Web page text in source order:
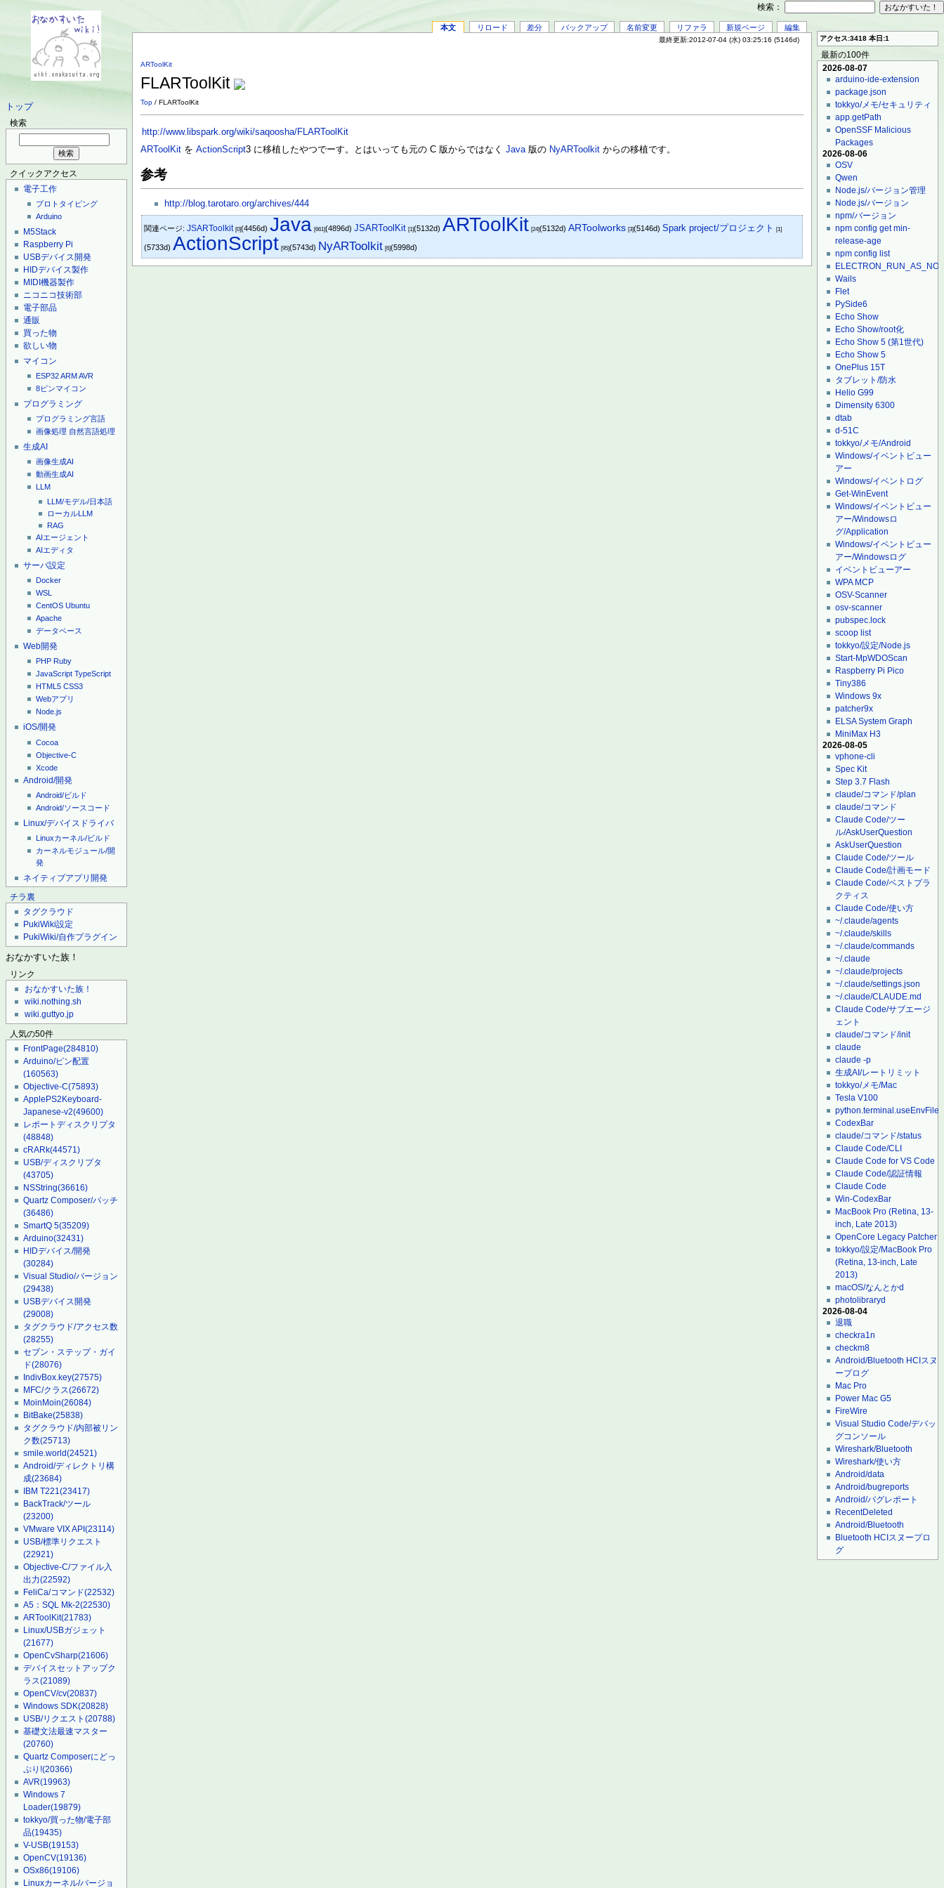
トップ
検索
クイックアクセス
電子工作
プロトタイピング
Arduino
M5Stack
Raspberry Pi
USBデバイス開発
HIDデバイス製作
MIDI機器製作
ニコニコ技術部
電子部品
通販
買った物
欲しい物
マイコン
ESP32ARMAVR
8ピンマイコン
プログラミング
プログラミング言語
画像処理 自然言語処理
生成AI
画像生成AI
動画生成AI
LLM
LLM/モデル/日本語
ローカルLLM
RAG
AIエージェント
AIエディタ
サーバ設定
Docker
WSL
CentOS Ubuntu
Apache
データベース
Web開発
PHP Ruby
JavaScript TypeScript
HTML5 CSS3
Webアプリ
Node.js
iOS/開発
Cocoa
Objective-C
Xcode
Android/開発
Android/ビルド
Android/ソースコード
Linux/デバイスドライバ
Linuxカーネル/ビルド
カーネルモジュール/開
発
ネイティブアプリ開発
チラ裏
タグクラウド
PukiWiki設定
PukiWiki/自作プラグイン
おなかすいた族！
リンク
おなかすいた族！
wiki.nothing.sh
wiki.guttyo.jp
人気の50件
FrontPage(284810)
Arduino/ピン配置
(160563)
Objective-C(75893)
ApplePS2Keyboard-
Japanese-v2(49600)
レポートディスクリプタ
(48848)
cRARk(44571)
USB/ディスクリプタ
(43705)
NSString(36616)
Quartz Composer/パッチ
(36486)
SmartQ 5(35209)
Arduino(32431)
HIDデバイス/開発
(30284)
Visual Studio/バージョン
(29438)
USBデバイス開発
(29008)
タグクラウド/アクセス数
(28255)
セブン・ステップ・ガイ
ド(28076)
IndivBox.key(27575)
MFC/クラス(26672)
MoinMoin(26084)
BitBake(25838)
タグクラウド/内部被リン
ク数(25713)
smile.world(24521)
Android/ディレクトリ構
成(23684)
IBM T221(23417)
BackTrack/ツール
(23200)
VMware VIX API(23114)
USB/標準リクエスト
(22921)
Objective-C/ファイル入
出力(22592)
FeliCa/コマンド(22532)
A5：SQL Mk-2(22530)
ARToolKit(21783)
Linux/USBガジェット
(21677)
OpenCvSharp(21606)
デバイスセットアップク
ラス(21089)
OpenCV/cv(20837)
Windows SDK(20828)
USB/リクエスト(20788)
基礎文法最速マスター
(20760)
Quartz Composerにどっ
ぷり!(20366)
AVR(19963)
Windows 7
Loader(19879)
tokkyo/買った物/電子部
品(19435)
V-USB(19153)
OpenCV(19136)
OSx86(19106)
Linuxカーネル/バージョ
本文 リロード 差分 バックアップ 名前変更 リファラ 新規ページ 編集
最終更新:2012-07-04 (水) 03:25:16 (5146d)
ARToolKit
FLARToolKit
Top / FLARToolKit
http://www.libspark.org/wiki/saqoosha/FLARToolKit
ARToolKit をActionScript3 に移植したやつでーす。とはいっても元の C 版からではなくJava版の NyARToolkit からの移植です。
参考
http://blog.tarotaro.org/archives/444
関連ページ:JSARToolkit [0](4456d)Java [661](4896d)JSARToolKit [1](5132d)ARToolKit [24](5132d)ARToolworks [3](5146d)Spark project/プロジェクト [1]
(5733d)ActionScript [95](5743d) NyARToolkit [6](5998d)
アクセス:3418 本日:1
最新の100件
2026-08-07
arduino-ide-extension
package.json
tokkyo/メモ/セキュリティ
app.getPath
OpenSSF Malicious
Packages
2026-08-06
OSV
Qwen
Node.js/バージョン管理
Node.js/バージョン
npm/バージョン
npm config get min-
release-age
npm config list
Wails
Flet
PySide6
Echo Show
Echo Show/root化
Echo Show 5 (第1世代)
Echo Show 5
OnePlus 15T
タブレット/防水
Helio G99
Dimensity 6300
dtab
d-51C
tokkyo/メモ/Android
Windows/イベントビュー
アー
Windows/イベントログ
Get-WinEvent
Windows/イベントビュー
アー/Windowsロ
グ/Application
Windows/イベントビュー
アー/Windowsログ
イベントビューアー
WPA MCP
OSV-Scanner
osv-scanner
pubspec.lock
scoop list
tokkyo/設定/Node.js
Start-MpWDOScan
Raspberry Pi Pico
Tiny386
Windows 9x
patcher9x
ELSA System Graph
MiniMax H3
2026-08-05
vphone-cli
Spec Kit
Step 3.7 Flash
claude/コマンド/plan
claude/コマンド
Claude Code/ツー
ル/AskUserQuestion
AskUserQuestion
Claude Code/ツール
Claude Code/計画モード
Claude Code/ベストプラ
クティス
Claude Code/使い方
~/.claude/agents
~/.claude/skills
~/.claude/commands
~/.claude
~/.claude/projects
~/.claude/settings.json
~/.claude/CLAUDE.md
Claude Code/サブエージ
ェント
claude/コマンド/init
claude
claude -p
生成AI/レートリミット
tokkyo/メモ/Mac
Tesla V100
python.terminal.useEnvFile
CodexBar
claude/コマンド/status
Claude Code/CLI
Claude Code for VS Code
Claude Code/認証情報
Claude Code
Win-CodexBar
MacBook Pro (Retina, 13-
inch, Late 2013)
OpenCore Legacy Patcher
tokkyo/設定/MacBook Pro
(Retina, 13-inch, Late
2013)
macOS/なんとかd
photolibraryd
2026-08-04
退職
checkra1n
checkm8
Android/Bluetooth HCIスヌ
ープログ
Mac Pro
Power Mac G5
FireWire
Visual Studio Code/デバッ
グコンソール
Wireshark/Bluetooth
Wireshark/使い方
Android/data
Android/bugreports
Android/バグレポート
RecentDeleted
Android/Bluetooth
Bluetooth HCIスヌープロ
グ
検索：